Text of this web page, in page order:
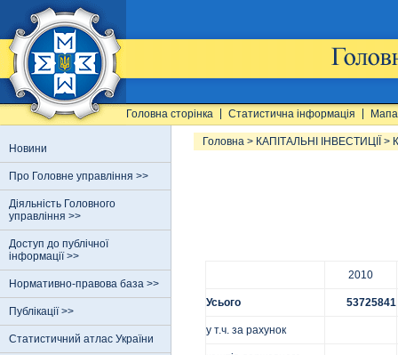
Головна сторінка Статистична інформація
Новини
Про Головне управління >>
Діяльність Головного
управління >>
Доступ до публічної
інформації >>
Нормативно-правова база >>
Публікації >>
Статистичний атлас України
Головна > КАПІТАЛЬНІ ІНВЕСТИЦІЇ >
2010
Усього 53725841
у т.ч. за рахунок